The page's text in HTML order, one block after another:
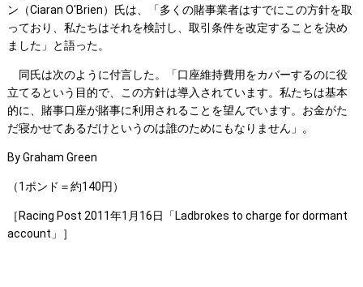
ン（Ciaran O'Brien）氏は、「多くの賭事業者はすでにこの方針を取
っており、私たちはそれを検討し、取引条件を改定することを決め
ました」と語った。
同氏は次のように付言した。「口座維持費用をカバーするのに役
立てるという目的で、この方針は導入されています。私たちは基本
的に、賭事口座が賭事に利用されることを望んでいます。お金がた
だ寝かせてあるだけというのは誰のためにもなりません」。
By Graham Green
（1ポンド＝約140円）
［Racing Post 2011年1月16日「Ladbrokes to charge for dormant
account」］